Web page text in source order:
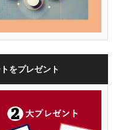
をプレゼント